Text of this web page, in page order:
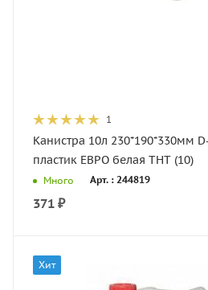
1
Канистра 10л 230*190*330мм
пластик ЕВРО белая ТНТ (10)
Много Арт. : 244819
371 ₽
Хит